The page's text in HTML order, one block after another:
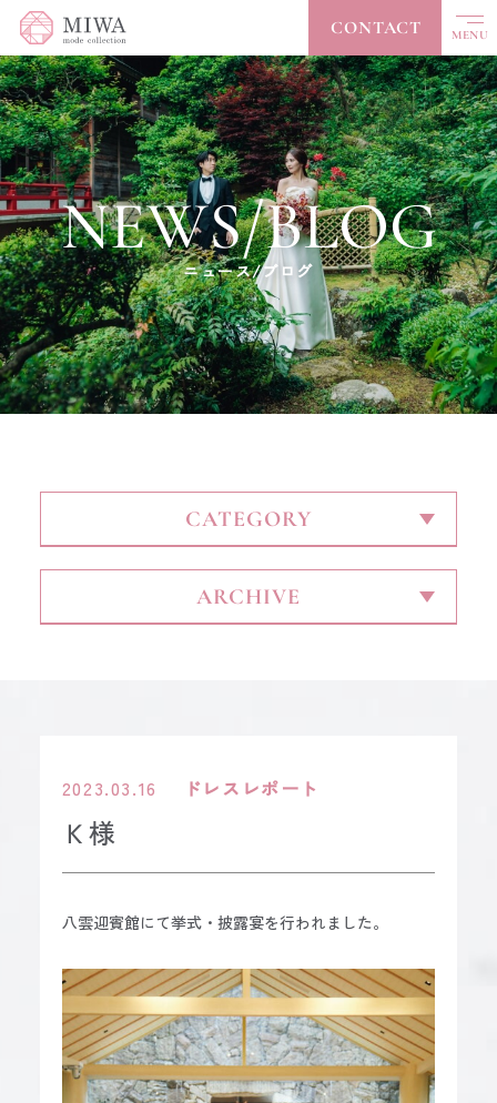
CONTACT MENU
CLOSE
TOP トップ
ABOUT 私たちについて
COLLECTION コレクション
ACCESSORY アクセサリー
ACCESS アクセス
CONTACT
NEWS/BLOG
ニュース/ブログ
2023.03.16 ドレスレポート
Ｋ様
八雲迎賓館にて挙式・披露宴を行われました。